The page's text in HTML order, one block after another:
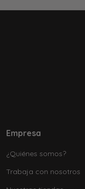
Empresa
¿Quiénes somos?
Trabaja con nosotros